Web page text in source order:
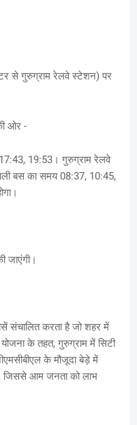
से गुरुग्राम रेलवे स्टेशन) पर
ओर -
19:53। गुरुग्राम रेलवे
बस का समय 08:37, 10:45,
जाएंगी।
संचालित करता है जो शहर में
योजना के तहत, गुरुग्राम में सिटी
के मौजूदा बेड़े में
जिससे आम जनता को लाभ